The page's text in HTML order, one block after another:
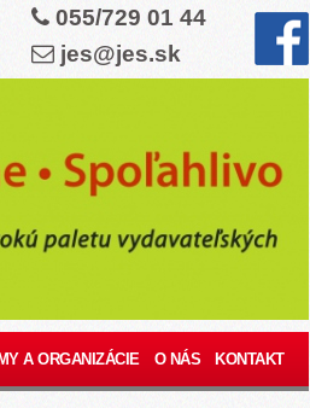
055/729 01 44
jes@jes.sk
A ORGANIZÁCIE O NÁS KONTAKT